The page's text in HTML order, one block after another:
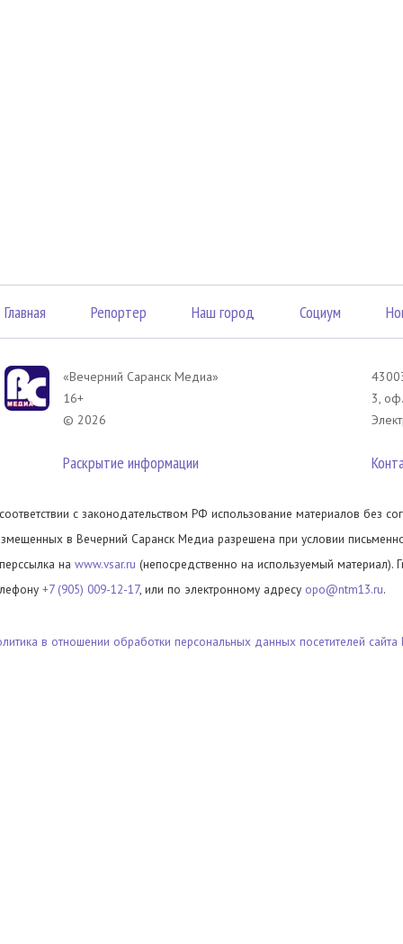
Главная Репортер Наш город Социум
«Вечерний Саранск Mедиа»
16+
© 2026
Раскрытие информации
3,
с законодательством РФ использование материалов без
в Вечерний Саранск Медиа разрешена при условии
на www.vsar.ru (непосредственно на используемый материал).
+7 (905) 009-12-17, или по электронному адресу opo@ntm13.ru.
в отношении обработки персональных данных посетителей